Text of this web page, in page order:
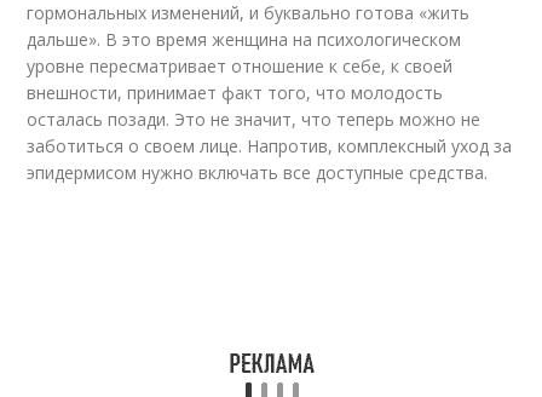
гормональных изменений, и буквально готова «жить
дальше». В это время женщина на психологическом
уровне пересматривает отношение к себе, к своей
внешности, принимает факт того, что молодость
осталась позади. Это не значит, что теперь можно не
заботиться о своем лице. Напротив, комплексный уход за
эпидермисом нужно включать все доступные средства.